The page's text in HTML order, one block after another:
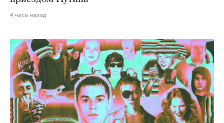
4 часа назад